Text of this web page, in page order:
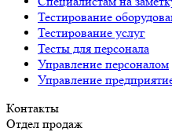
Тестирование
Тестирование услуг
Тесты для персонала
Управление персоналом
Управление
Контакты
Отдел продаж